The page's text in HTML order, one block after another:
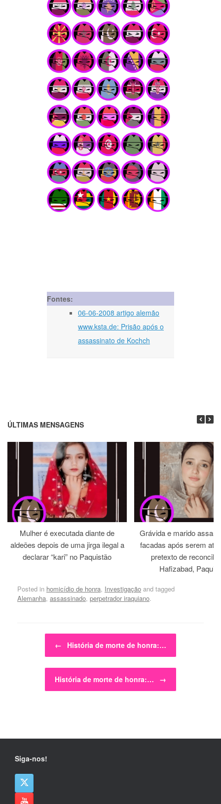
Fontes:
06-06-2008 artigo alemão
www.ksta.de: Prisão após o
assassinato de Kochch
ÚLTIMAS MENSAGENS
Mulher é executada diante de
aldeões depois de uma jirga ilegal a
declarar “kari” no Paquistão
Grávida e marido
facadas após serem
pretexto de
Hafizabad,
Posted in homicídio de honra, Investigação and tagged
Alemanha, assassinado, perpetrador iraquiano.
Post navigation
← História de morte de honra:…
História de morte de honra:… →
Siga-nos!